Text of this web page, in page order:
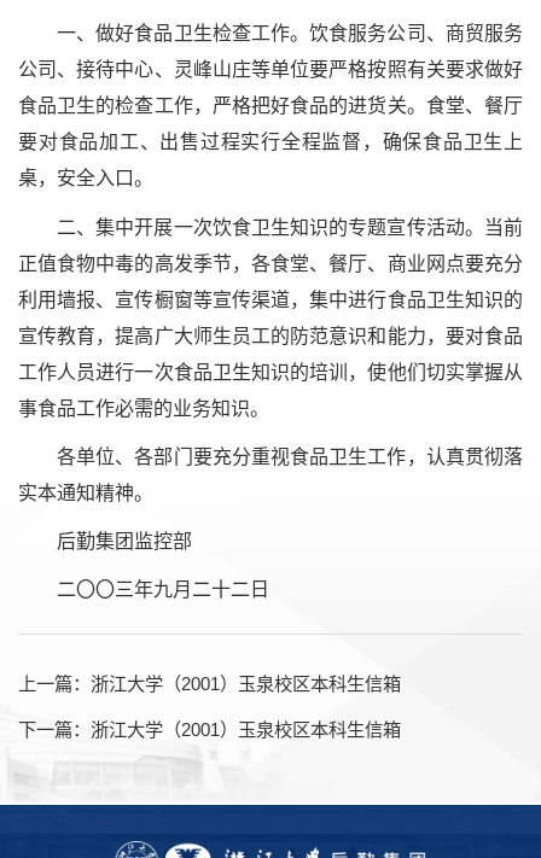
一、做好食品卫生检查工作。饮食服务公司、商贸服务
公司、接待中心、灵峰山庄等单位要严格按照有关要求做好
食品卫生的检查工作，严格把好食品的进货关。食堂、餐厅
要对食品加工、出售过程实行全程监督，确保食品卫生上
桌，安全入口。
二、集中开展一次饮食卫生知识的专题宣传活动。当前
正值食物中毒的高发季节，各食堂、餐厅、商业网点要充分
利用墙报、宣传橱窗等宣传渠道，集中进行食品卫生知识的
宣传教育，提高广大师生员工的防范意识和能力，要对食品
工作人员进行一次食品卫生知识的培训，使他们切实掌握从
事食品工作必需的业务知识。
各单位、各部门要充分重视食品卫生工作，认真贯彻落
实本通知精神。
后勤集团监控部
二〇〇三年九月二十二日
上一篇： 浙江大学（2001）玉泉校区本科生信箱
下一篇： 浙江大学（2001）玉泉校区本科生信箱